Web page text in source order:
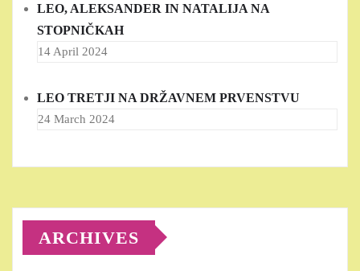
LEO, ALEKSANDER IN NATALIJA NA
STOPNIČKAH
14 April 2024
LEO TRETJI NA DRŽAVNEM PRVENSTVU
24 March 2024
ARCHIVES